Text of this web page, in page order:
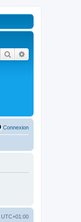
Rechercher
Connexion
UTC+01:00